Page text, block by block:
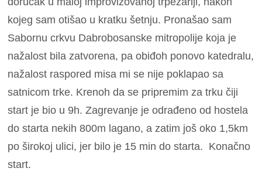
kojeg sam otišao u kratku šetnju. Pronašao sam
Sabornu crkvu Dabrobosanske mitropolije koja je
nažalost bila zatvorena, pa obiđoh ponovo katedralu,
nažalost raspored misa mi se nije poklapao sa
satnicom trke. Krenoh da se pripremim za trku čiji
start je bio u 9h. Zagrevanje je odrađeno od hostela
do starta nekih 800m lagano, a zatim još oko 1,5km
po širokoj ulici, jer bilo je 15 min do starta. Konačno
start.